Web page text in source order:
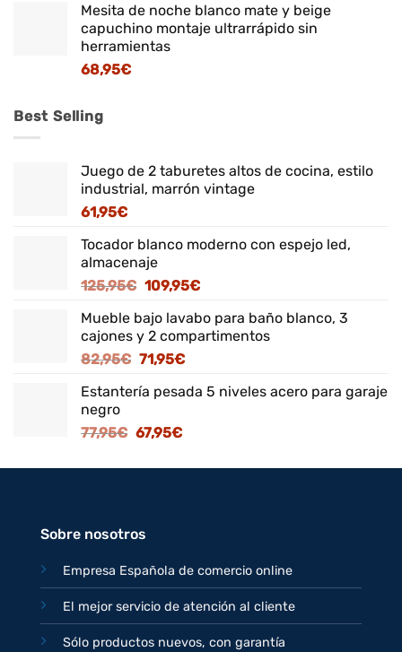
Mesita de noche blanco mate y beige
capuchino montaje ultrarrápido sin
herramientas
68,95€
Best Selling
Juego de 2 taburetes altos de cocina, estilo
industrial, marrón vintage
61,95€
Tocador blanco moderno con espejo led,
almacenaje
125,95€ El
original
era:
125,95€.
109,95€El
actual
es:
Mueble bajo lavabo para baño blanco, 3
cajones y 2 compartimentos
82,95€ El
original
82,95€.
71,95€El
actual
Estantería pesada 5 niveles acero para garaje
negro
77,95€ El
original
67,95€El
actual
Sobre nosotros
Empresa Española de comercio online
El mejor servicio de atención al cliente
Sólo productos nuevos, con garantía